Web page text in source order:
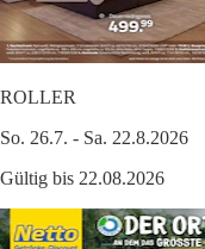
ROLLER
So. 26.7. - Sa. 22.8.2026
Gültig bis 22.08.2026